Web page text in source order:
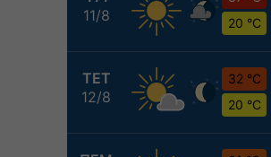
11/8
20 °C
ΤΕΤ
12/8
32 °C
20 °C